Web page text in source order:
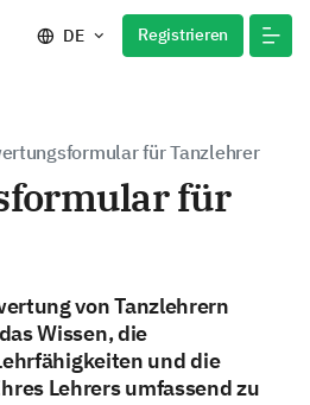
DE Registrieren
für Tanzlehrer
für
von Tanzlehrern
Wissen, die
und die
Lehrers umfassend zu